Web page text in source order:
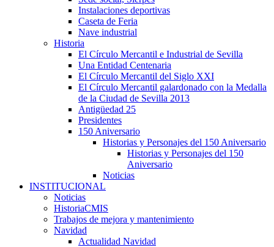
Instalaciones deportivas
Caseta de Feria
Nave industrial
Historia
El Círculo Mercantil e Industrial de Sevilla
Una Entidad Centenaria
El Círculo Mercantil del Siglo XXI
El Círculo Mercantil galardonado con la Medalla
de la Ciudad de Sevilla 2013
Antigüedad 25
Presidentes
150 Aniversario
Historias y Personajes del 150 Aniversario
Historias y Personajes del 150
Aniversario
Noticias
INSTITUCIONAL
Noticias
HistoriaCMIS
Trabajos de mejora y mantenimiento
Navidad
Actualidad Navidad